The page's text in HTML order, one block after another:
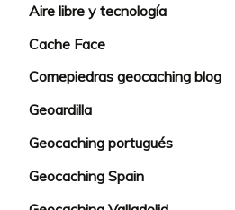
Aire libre y tecnología
Cache Face
Comepiedras geocaching blog
Geoardilla
Geocaching portugués
Geocaching Spain